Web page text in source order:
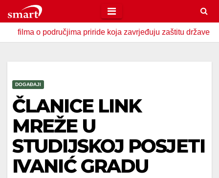
to
content
priride koja zavrjeđuju zaštitu države U
DOGAĐAJI
ČLANICE LINK
MREŽE U
STUDIJSKOJ POSJETI
IVANIĆ GRADU